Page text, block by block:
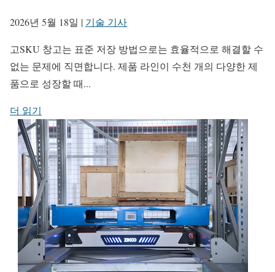
2026년 5월 18일 | 기술 기사
고SKU 창고는 표준 저장 방법으로는 효율적으로 해결할 수
없는 문제에 직면합니다. 제품 라인이 수천 개의 다양한 제
품으로 성장할 때...
더 읽기